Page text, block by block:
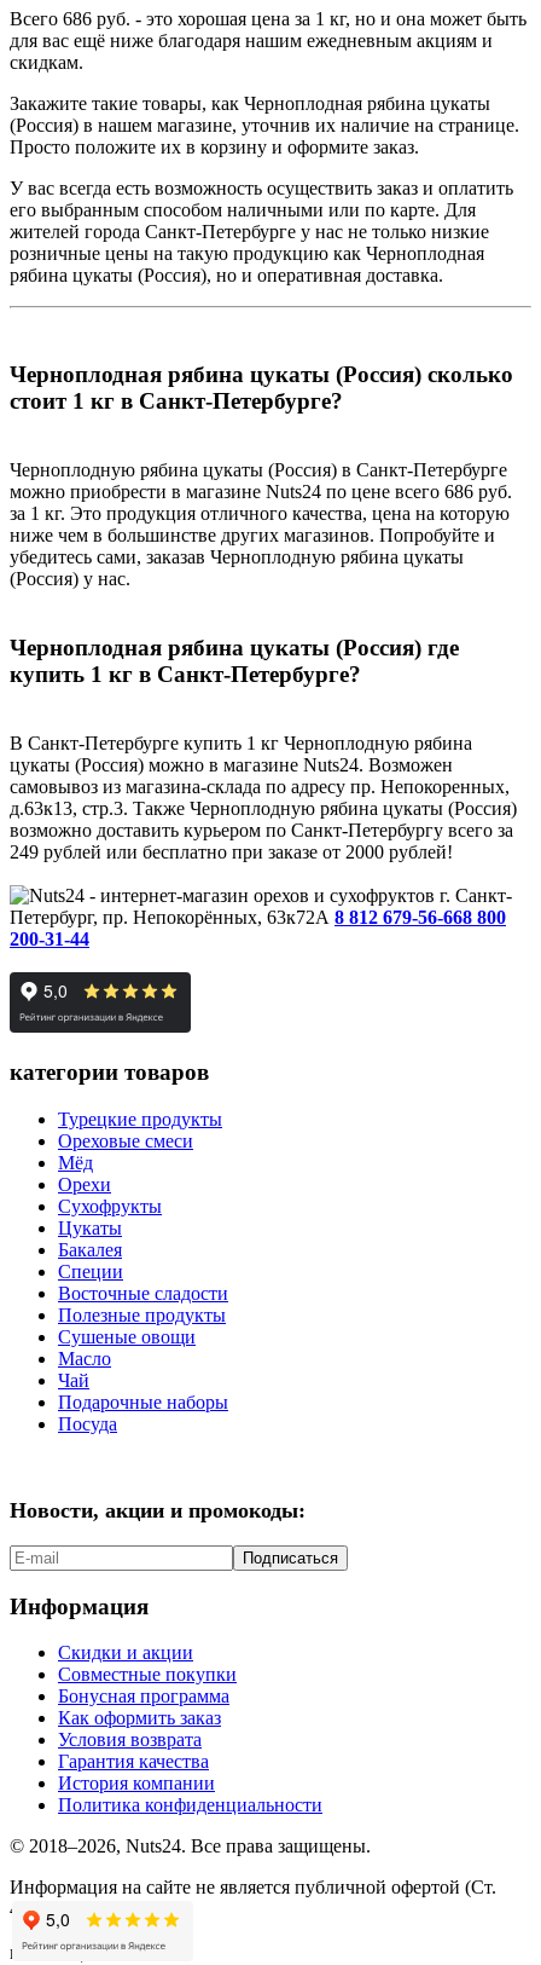
Всего 686 руб. - это хорошая цена за 1 кг, но и она может быть
для вас ещё ниже благодаря нашим ежедневным акциям и
скидкам.
Закажите такие товары, как Черноплодная рябина цукаты
(Россия) в нашем магазине, уточнив их наличие на странице.
Просто положите их в корзину и оформите заказ.
У вас всегда есть возможность осуществить заказ и оплатить
его выбранным способом наличными или по карте. Для
жителей города Санкт-Петербурге у нас не только низкие
розничные цены на такую продукцию как Черноплодная
рябина цукаты (Россия), но и оперативная доставка.
Черноплодная рябина цукаты (Россия) сколько
стоит 1 кг в Санкт-Петербурге?
Черноплодную рябина цукаты (Россия) в Санкт-Петербурге
можно приобрести в магазине Nuts24 по цене всего 686 руб.
за 1 кг. Это продукция отличного качества, цена на которую
ниже чем в большинстве других магазинов. Попробуйте и
убедитесь сами, заказав Черноплодную рябина цукаты
(Россия) у нас.
Черноплодная рябина цукаты (Россия) где
купить 1 кг в Санкт-Петербурге?
В Санкт-Петербурге купить 1 кг Черноплодную рябина
цукаты (Россия) можно в магазине Nuts24. Возможен
самовывоз из магазина-склада по адресу пр. Непокоренных,
д.63к13, стр.3. Также Черноплодную рябина цукаты (Россия)
возможно доставить курьером по Санкт-Петербургу всего за
249 рублей или бесплатно при заказе от 2000 рублей!
г. Санкт-
Петербург, пр. Непокорённых, 63к72А 8 812 679-56-668 800
200-31-44
категории товаров
Турецкие продукты
Ореховые смеси
Мёд
Орехи
Сухофрукты
Цукаты
Бакалея
Специи
Восточные сладости
Полезные продукты
Сушеные овощи
Масло
Чай
Подарочные наборы
Посуда
Новости, акции и промокоды:
Подписаться
Информация
Скидки и акции
Совместные покупки
Бонусная программа
Как оформить заказ
Условия возврата
Гарантия качества
История компании
Политика конфиденциальности
© 2018–2026, Nuts24. Все права защищены.
Информация на сайте не является публичной офертой (Ст.
437.2 ГК РФ).
мы в соцсетях